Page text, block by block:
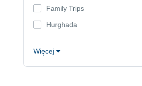
Family Trips
Hurghada
Więcej